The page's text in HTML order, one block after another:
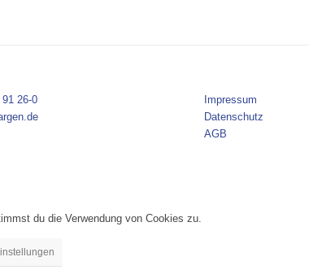
26-0
Impressum
Datenschutz
AGB
du die Verwendung von Cookies zu.